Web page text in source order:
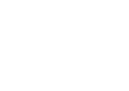
Comodo il sacchetto